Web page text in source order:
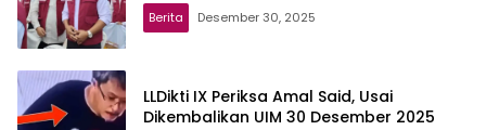
Berita Desember 30, 2025
LLDikti IX Periksa Amal Said, Usai
Dikembalikan UIM 30 Desember 2025